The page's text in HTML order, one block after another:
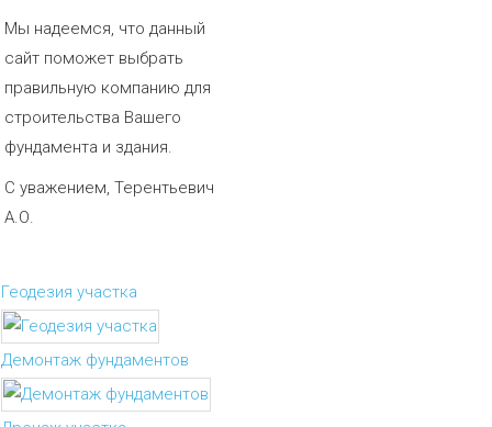
Мы надеемся, что данный
сайт поможет выбрать
правильную компанию для
строительства Вашего
фундамента и здания.
С уважением, Терентьевич
А.О.
Геодезия участка
Демонтаж фундаментов